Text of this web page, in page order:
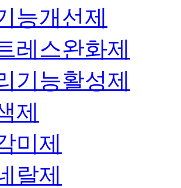
능개선제
레스완화제
기능활성제
제
미제
랄제